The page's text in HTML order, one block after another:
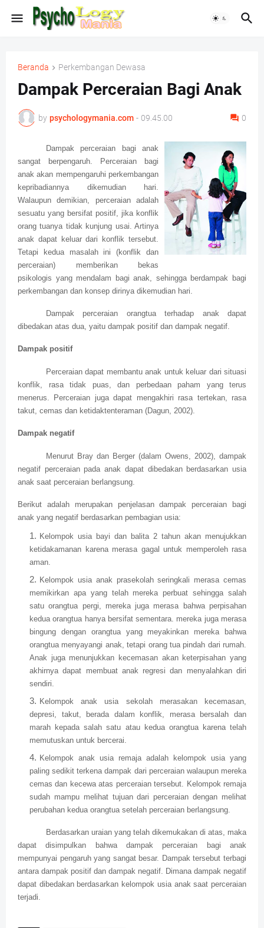
Beranda Perkembangan Dewasa
Dampak Perceraian Bagi Anak
by psychologymania.com - 09.45.00 0
Dampak perceraian bagi anak
sangat berpengaruh. Perceraian bagi
anak akan mempengaruhi perkembangan
kepribadiannya dikemudian hari.
Walaupun demikian, perceraian adalah
sesuatu yang bersifat positif, jika konflik
orang tuanya tidak kunjung usai. Artinya
anak dapat keluar dari konflik tersebut.
Tetapi kedua masalah ini (konflik dan
perceraian) memberikan bekas
psikologis yang mendalam bagi anak, sehingga berdampak bagi
perkembangan dan konsep dirinya dikemudian hari.
Dampak perceraian orangtua terhadap anak dapat
dibedakan atas dua, yaitu dampak positif dan dampak negatif.
Dampak positif
Perceraian dapat membantu anak untuk keluar dari situasi
konflik, rasa tidak puas, dan perbedaan paham yang terus
menerus. Perceraian juga dapat mengakhiri rasa tertekan, rasa
takut, cemas dan ketidaktenteraman (Dagun, 2002).
Dampak negatif
Menurut Bray dan Berger (dalam Owens, 2002), dampak
negatif perceraian pada anak dapat dibedakan berdasarkan usia
anak saat perceraian berlangsung.
Berikut adalah merupakan penjelasan dampak perceraian bagi
anak yang negatif berdasarkan pembagian usia:
Kelompok usia bayi dan balita 2 tahun akan menujukkan
ketidakamanan karena merasa gagal untuk memperoleh rasa
aman.
Kelompok usia anak prasekolah seringkali merasa cemas
memikirkan apa yang telah mereka perbuat sehingga salah
satu orangtua pergi, mereka juga merasa bahwa perpisahan
kedua orangtua hanya bersifat sementara. mereka juga merasa
bingung dengan orangtua yang meyakinkan mereka bahwa
orangtua menyayangi anak, tetapi orang tua pindah dari rumah.
Anak juga menunjukkan kecemasan akan keterpisahan yang
akhirnya dapat membuat anak regresi dan menyalahkan diri
sendiri.
Kelompok anak usia sekolah merasakan kecemasan,
depresi, takut, berada dalam konflik, merasa bersalah dan
marah kepada salah satu atau kedua orangtua karena telah
memutuskan untuk bercerai.
Kelompok anak usia remaja adalah kelompok usia yang
paling sedikit terkena dampak dari perceraian walaupun mereka
cemas dan kecewa atas perceraian tersebut. Kelompok remaja
sudah mampu melihat tujuan dari perceraian dengan melihat
perubahan kedua orangtua setelah perceraian berlangsung.
Berdasarkan uraian yang telah dikemukakan di atas, maka
dapat disimpulkan bahwa dampak perceraian bagi anak
mempunyai pengaruh yang sangat besar. Dampak tersebut terbagi
antara dampak positif dan dampak negatif. Dimana dampak negatif
dapat dibedakan berdasarkan kelompok usia anak saat perceraian
terjadi.